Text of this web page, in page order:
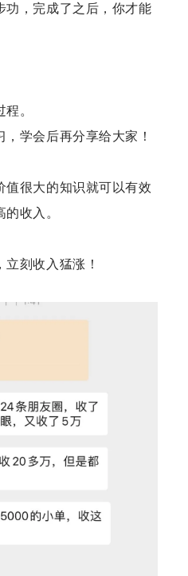
功，完成了之后，你才能
。
学会后再分享给大家！
很大的知识就可以有效
收入。
刻收入猛涨！